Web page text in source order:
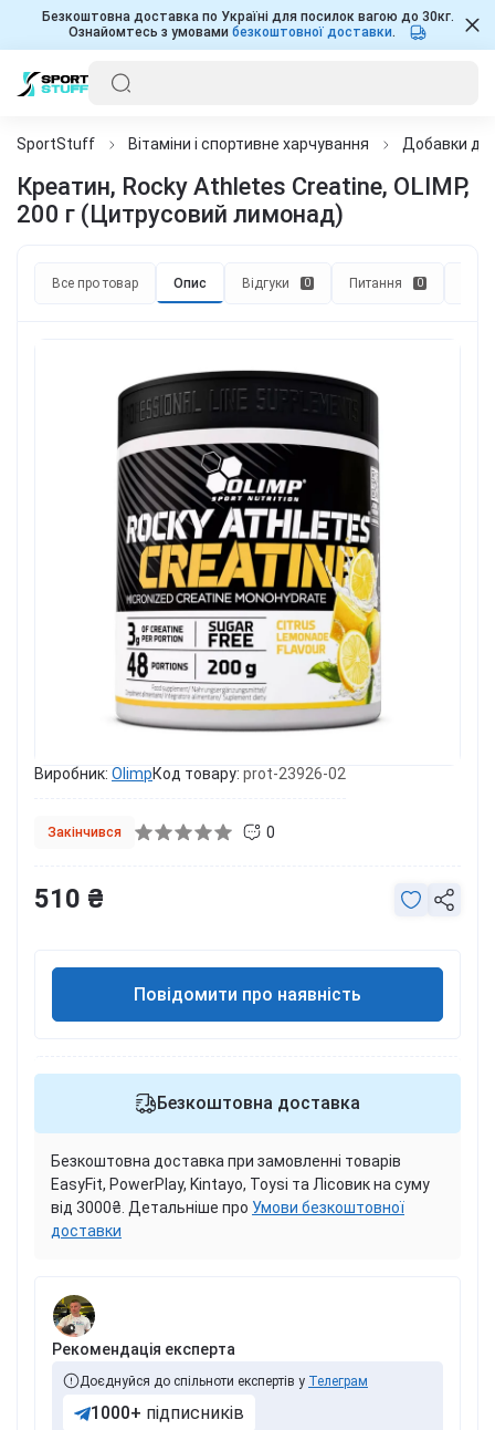
Безкоштовна доставка по Україні для посилок вагою до 30кг.
Ознайомтесь з умовами безкоштовної доставки.
SportStuff Вітаміни і спортивне харчування Добавки
Креатин, Rocky Athletes Creatine, OLIMP,
200 г (Цитрусовий лимонад)
Все про товар Опис Відгуки 0 Питання 0
Виробник: OlimpКод товару: prot-23926-02
Закінчився 0
510 ₴
Повідомити про наявність
Безкоштовна доставка
Безкоштовна доставка при замовленні товарів
EasyFit, PowerPlay, Kintayo, Toysi та Лісовик на суму
від 3000₴. Детальніше про Умови безкоштовної
доставки
Рекомендація експерта
Доєднуйся до спільноти експертів у Телеграм
1000+ підписників